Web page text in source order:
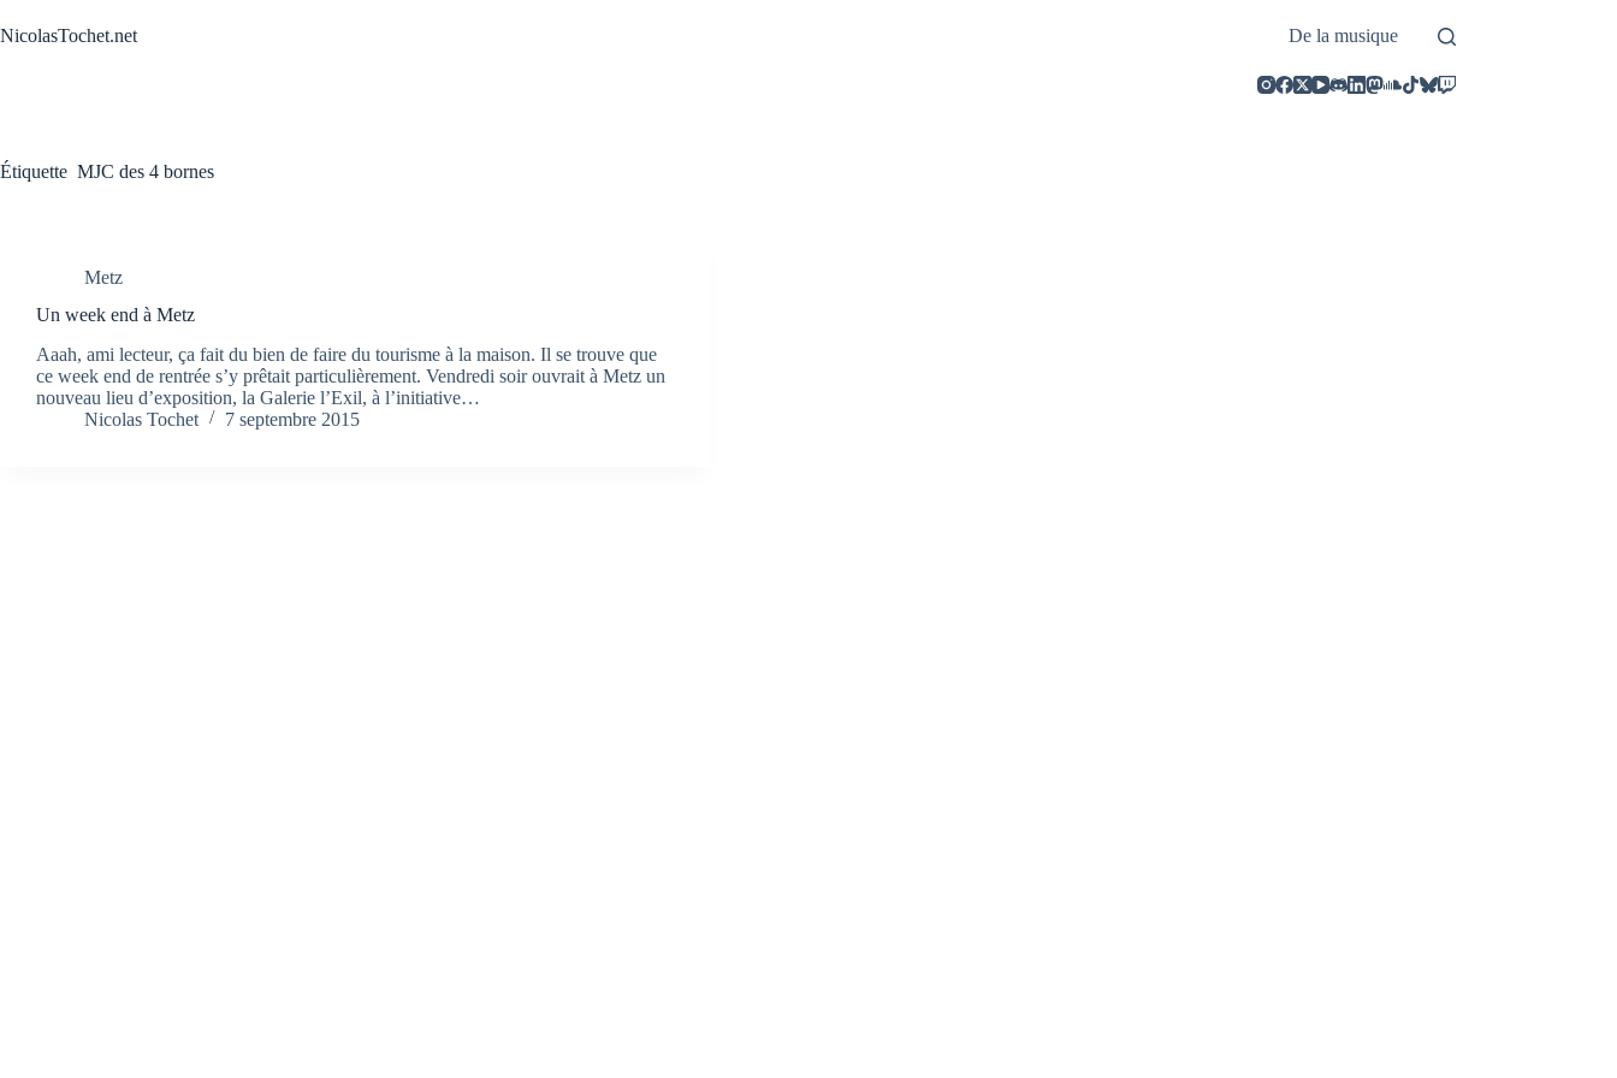
au
NicolasTochet.net De la musique
Étiquette MJC des 4 bornes
Metz
Un week end à Metz
Aaah, ami lecteur, ça fait du bien de faire du tourisme à la maison. Il se trouve que
ce week end de rentrée s’y prêtait particulièrement. Vendredi soir ouvrait à Metz un
nouveau lieu d’exposition, la Galerie l’Exil, à l’initiative…
Nicolas Tochet
7 septembre 2015